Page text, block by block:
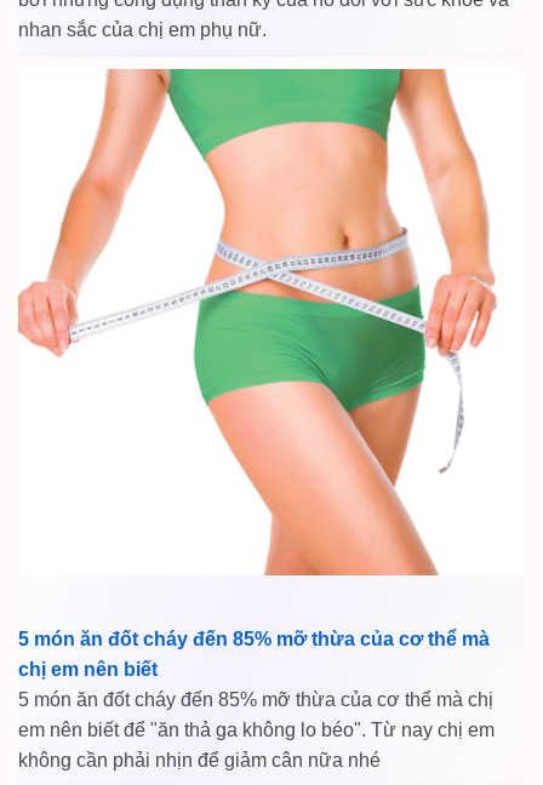
nhan sắc của chị em phụ nữ.
5 món ăn đốt cháy đến 85% mỡ thừa của cơ thể mà
chị em nên biết
5 món ăn đốt cháy đến 85% mỡ thừa của cơ thể mà chị
em nên biết để "ăn thả ga không lo béo". Từ nay chị em
không cần phải nhịn để giảm cân nữa nhé